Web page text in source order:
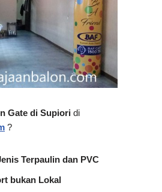
Gate di Supiori di
?
Terpaulin dan PVC
bukan Lokal